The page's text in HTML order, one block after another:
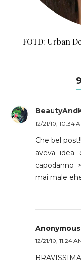
FOTD: Urban
12/21/10, 10:34
Che bel
aveva
capodanno
mai male
Anonymous
12/21/10, 11:24